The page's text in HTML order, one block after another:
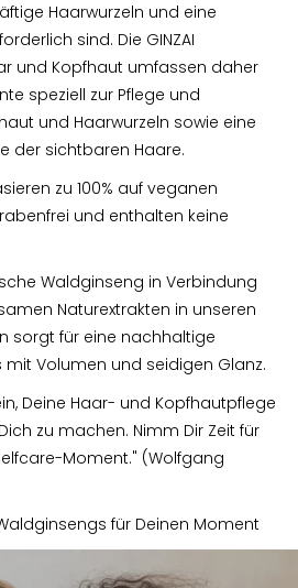
Haarwurzeln und eine
sind. Die GINZAI
und Kopfhaut umfassen daher
speziell zur Pflege und
und Haarwurzeln sowie eine
der sichtbaren Haare.
zu 100% auf veganen
und enthalten keine
Waldginseng in Verbindung
Naturextrakten in unseren
sorgt für eine nachhaltige
Volumen und seidigen Glanz.
Deine Haar- und Kopfhautpflege
zu machen. Nimm Dir Zeit für
Moment." (Wolfgang
für Deinen Moment